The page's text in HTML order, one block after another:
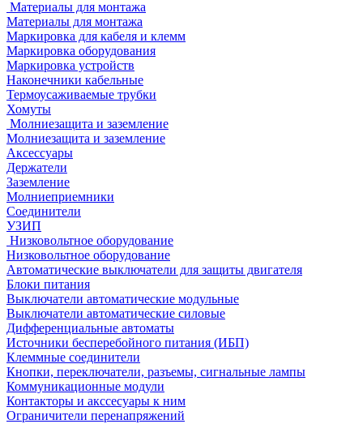
Материалы для монтажа
Материалы для монтажа
Маркировка для кабеля и клемм
Маркировка оборудования
Маркировка устройств
Наконечники кабельные
Термоусаживаемые трубки
Хомуты
Молниезащита и заземление
Молниезащита и заземление
Аксессуары
Держатели
Заземление
Молниеприемники
Соединители
УЗИП
Низковольтное оборудование
Низковольтное оборудование
Автоматические выключатели для защиты двигателя
Блоки питания
Выключатели автоматические модульные
Выключатели автоматические силовые
Дифференциальные автоматы
Источники бесперебойного питания (ИБП)
Клеммные соединители
Кнопки, переключатели, разъемы, сигнальные лампы
Коммуникационные модули
Контакторы и акссесуары к ним
Ограничители перенапряжений